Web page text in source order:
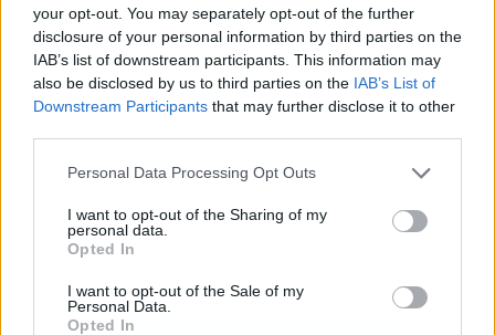
your opt-out. You may separately opt-out of the further
disclosure of your personal information by third parties on the
IAB’s list of downstream participants. This information may
also be disclosed by us to third parties on the IAB’s List of
Downstream Participants that may further disclose it to other
Personal Data Processing Opt Outs
I want to opt-out of the Sharing of my
personal data.
Opted In
I want to opt-out of the Sale of my
Personal Data.
Opted In